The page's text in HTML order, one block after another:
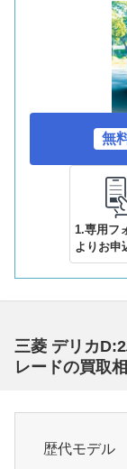
無
1.専用フ
よりお申
三菱 デリカ
レードの買取
歴代モデル